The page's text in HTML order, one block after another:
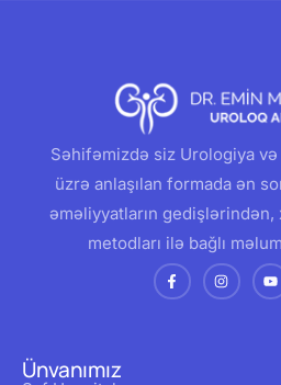
Səhifəmizdə siz Urologiya
üzrə anlaşılan formada ən
əməliyyatların
metodları ilə bağlı
Ünvanımız